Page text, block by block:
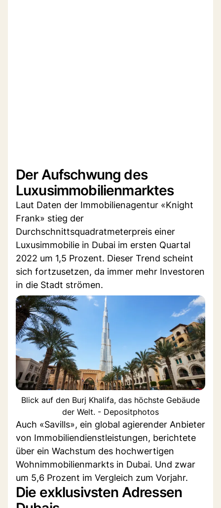
Der Aufschwung des
Luxusimmobilienmarktes
Laut Daten der Immobilienagentur «Knight
Frank» stieg der
Durchschnittsquadratmeterpreis einer
Luxusimmobilie in Dubai im ersten Quartal
2022 um 1,5 Prozent. Dieser Trend scheint
sich fortzusetzen, da immer mehr Investoren
in die Stadt strömen.
Blick auf den Burj Khalifa, das höchste Gebäude
der Welt. - Depositphotos
Auch «Savills», ein global agierender Anbieter
von Immobiliendienstleistungen, berichtete
über ein Wachstum des hochwertigen
Wohnimmobilienmarkts in Dubai. Und zwar
um 5,6 Prozent im Vergleich zum Vorjahr.
Die exklusivsten Adressen